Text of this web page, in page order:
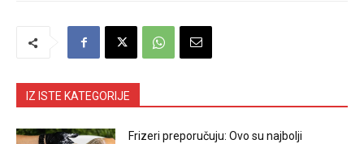
IZ ISTE KATEGORIJE
Frizeri preporučuju: Ovo su najbolji